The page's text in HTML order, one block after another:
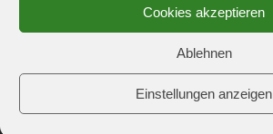
Cookies akzeptieren
Ablehnen
Einstellungen anzeigen
© 2026 Schach-Club Kreuzberg e.V.